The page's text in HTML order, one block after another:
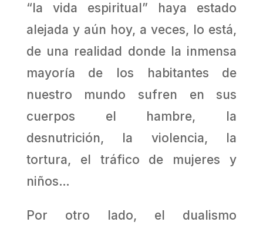
“la vida espiritual” haya estado
alejada y aún hoy, a veces, lo está,
de una realidad donde la inmensa
mayoría de los habitantes de
nuestro mundo sufren en sus
cuerpos el hambre, la
desnutrición, la violencia, la
tortura, el tráfico de mujeres y
niños…
Por otro lado, el dualismo